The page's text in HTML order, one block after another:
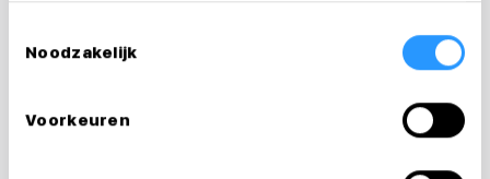
Noodzakelijk
Voorkeuren